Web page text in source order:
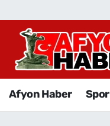
Afyon Haber Spor
Afyon Haber